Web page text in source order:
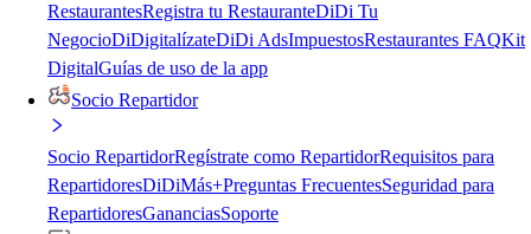
RestaurantesRegistra tu RestauranteDiDi Tu
NegocioDiDigitalízateDiDi AdsImpuestosRestaurantes FAQKit
DigitalGuías de uso de la app
Socio Repartidor
Socio RepartidorRegístrate como RepartidorRequisitos para
RepartidoresDiDiMás+Preguntas FrecuentesSeguridad para
RepartidoresGananciasSoporte